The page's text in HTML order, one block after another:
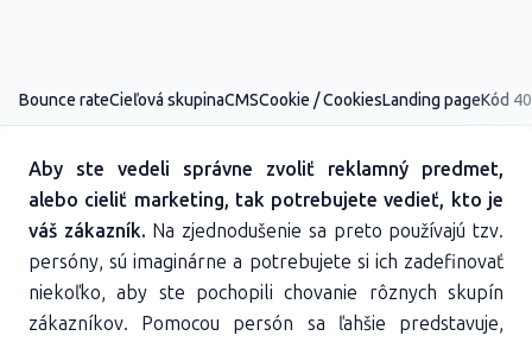
Bounce rateCieľová skupinaCMSCookie / CookiesLanding pageKód
Aby ste vedeli správne zvoliť reklamný predmet,
alebo cieliť marketing, tak potrebujete vedieť, kto je
váš zákazník. Na zjednodušenie sa preto používajú tzv.
persóny, sú imaginárne a potrebujete si ich zadefinovať
niekoľko, aby ste pochopili chovanie rôznych skupín
zákazníkov. Pomocou persón sa ľahšie predstavuje,